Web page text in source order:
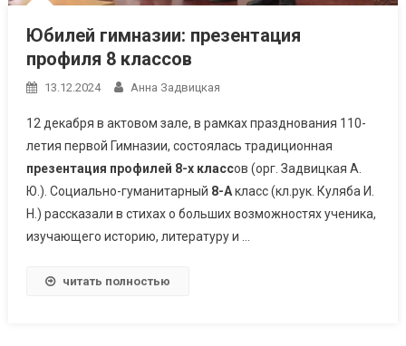
Юбилей гимназии: презентация
профиля 8 классов
13.12.2024 Анна Задвицкая
12 декабря в актовом зале, в рамках празднования 110-
летия первой Гимназии, состоялась традиционная
презентация профилей 8-х классов (орг. Задвицкая А.
Ю.). Социально-гуманитарный 8-Акласс (кл.рук. Куляба И.
Н.) рассказали в стихах о больших возможностях ученика,
изучающего историю, литературу и …
читать полностью